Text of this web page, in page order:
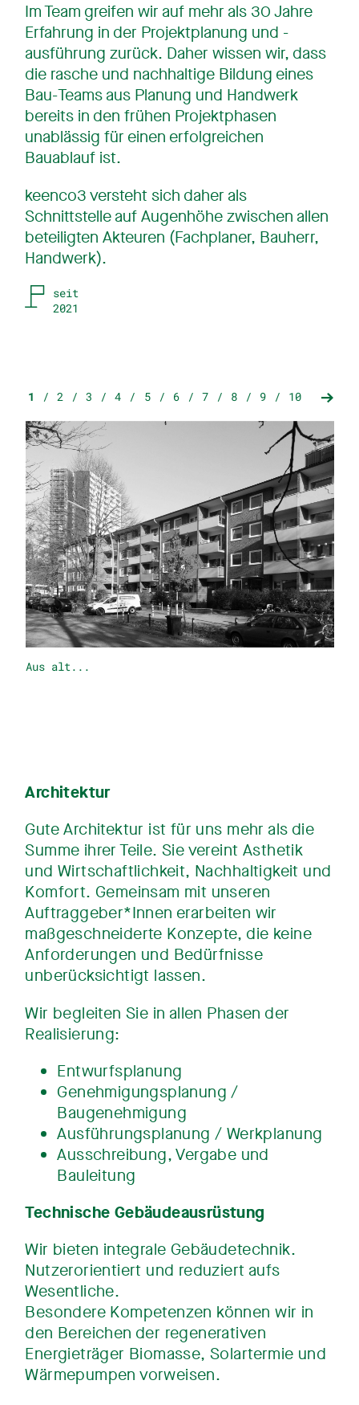
Im Team greifen wir auf mehr als 30 Jahre
Erfahrung in der Projektplanung und -
ausführung zurück. Daher wissen wir, dass
die rasche und nachhaltige Bildung eines
Bau-Teams aus Planung und Handwerk
bereits in den frühen Projektphasen
unablässig für einen erfolgreichen
Bauablauf ist.
keenco3 versteht sich daher als
Schnittstelle auf Augenhöhe zwischen allen
beteiligten Akteuren (Fachplaner, Bauherr,
Handwerk).
seit
2021
Aus alt...
1 2 3 4 5 6 7 8 9 10
Architektur
Gute Architektur ist für uns mehr als die
Summe ihrer Teile. Sie vereint Asthetik
und Wirtschaftlichkeit, Nachhaltigkeit und
Komfort. Gemeinsam mit unseren
Auftraggeber*Innen erarbeiten wir
maßgeschneiderte Konzepte, die keine
Anforderungen und Bedürfnisse
unberücksichtigt lassen.
Wir begleiten Sie in allen Phasen der
Realisierung:
Entwurfsplanung
Genehmigungsplanung /
Baugenehmigung
Ausführungsplanung / Werkplanung
Ausschreibung, Vergabe und
Bauleitung
Technische Gebäudeausrüstung
Wir bieten integrale Gebäudetechnik.
Nutzerorientiert und reduziert aufs
Wesentliche.
Besondere Kompetenzen können wir in
den Bereichen der regenerativen
Energieträger Biomasse, Solartermie und
Wärmepumpen vorweisen.